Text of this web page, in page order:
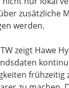
zusätzliche
werden.
zeigt Hawe
frühzeitig